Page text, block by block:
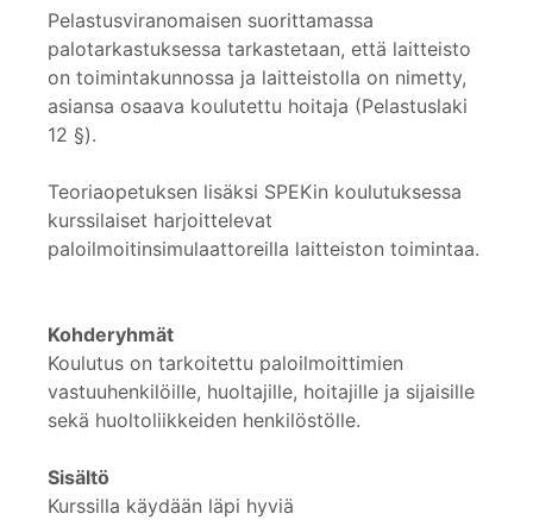
Pelastusviranomaisen suorittamassa
palotarkastuksessa tarkastetaan, että laitteisto
on toimintakunnossa ja laitteistolla on nimetty,
asiansa osaava koulutettu hoitaja (Pelastuslaki
12 §).
Teoriaopetuksen lisäksi SPEKin koulutuksessa
kurssilaiset harjoittelevat
paloilmoitinsimulaattoreilla laitteiston toimintaa.
Kohderyhmät
Koulutus on tarkoitettu paloilmoittimien
vastuuhenkilöille, huoltajille, hoitajille ja sijaisille
sekä huoltoliikkeiden henkilöstölle.
Sisältö
Kurssilla käydään läpi hyviä